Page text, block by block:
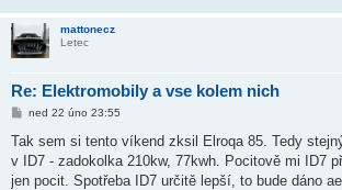
mattonecz
Letec
Re: Elektromobily a vse kolem nich
P
í
p
ě
ned 22 úno 23:55
Tak sem si tento víkend zksil Elroqa 85. Tedy
v ID7 - zadokolka 210kw, 77kwh. Pocitově mi ID7
jen pocit. Spotřeba ID7 určitě lepší, to bude dáno